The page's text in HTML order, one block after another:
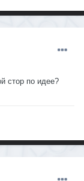
стор по идее?